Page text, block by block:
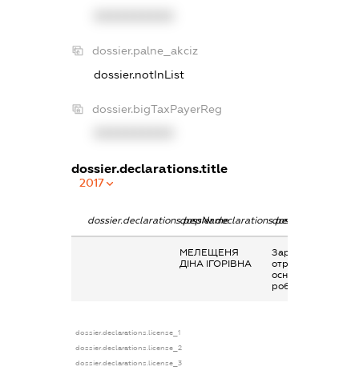
dossier.palne_akciz
dossier.notInList
dossier.bigTaxPayerReg
dossier.declarations.title
2017
dossier.declarations.pepNamedossier.declarations.personName
МЕЛЕЩЕНЯ
ДІНА ІГОРІВНА
Заробітна плата
отримана за
основним місцем
роботи
dossier.declarations.license_1
dossier.declarations.license_2
dossier.declarations.license_3